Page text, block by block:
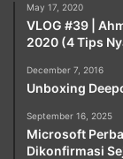
May 17, 2020
VLOG #39 |
2020 (4 Tips
December 7, 2016
Unboxing
September 16, 2025
Microsoft
Dikonfirmasi